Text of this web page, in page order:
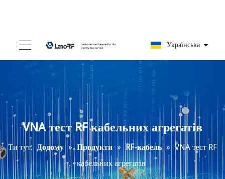
Українська
VNA тест RF кабельних агрегатів
Ти тут: Додому » Продукти » RF-кабель » VNA тест RF
кабельних агрегатів